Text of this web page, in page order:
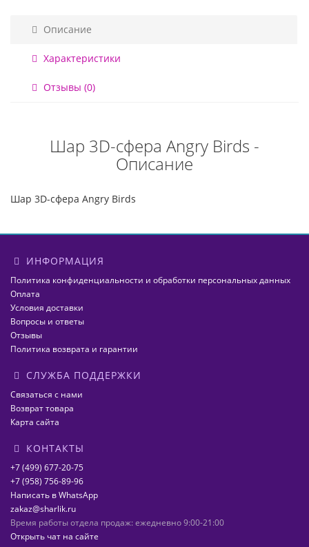
Описание
Характеристики
Отзывы (0)
Шар 3D-сфера Angry Birds -
Описание
Шар 3D-сфера Angry Birds
ИНФОРМАЦИЯ
Политика конфиденциальности и обработки персональных данных
Оплата
Условия доставки
Вопросы и ответы
Отзывы
Политика возврата и гарантии
СЛУЖБА ПОДДЕРЖКИ
Связаться с нами
Возврат товара
Карта сайта
КОНТАКТЫ
+7 (499) 677-20-75
+7 (958) 756-89-96
Написать в WhatsApp
zakaz@sharlik.ru
Время работы отдела продаж: ежедневно 9:00-21:00
Открыть чат на сайте